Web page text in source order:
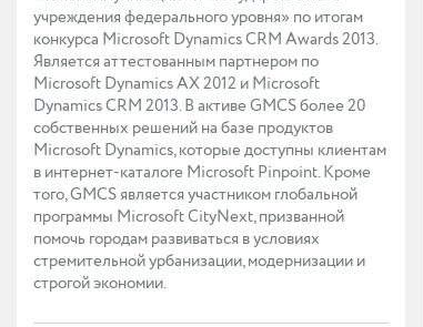
учреждения федерального уровня» по итогам
конкурса Microsoft Dynamics CRM Awards 2013.
Является аттестованным партнером по
Microsoft Dynamics AX 2012 и Microsoft
Dynamics CRM 2013. В активе GMCS более 20
собственных решений на базе продуктов
Microsoft Dynamics, которые доступны клиентам
в интернет-каталоге Microsoft Pinpoint. Кроме
того, GMCS является участником глобальной
программы Microsoft CityNext, призванной
помочь городам развиваться в условиях
стремительной урбанизации, модернизации и
строгой экономии.